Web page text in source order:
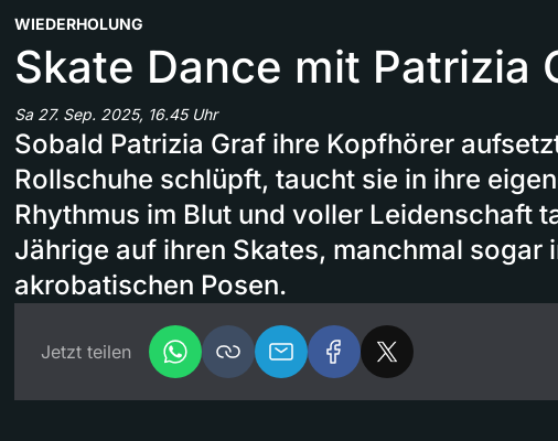
WIEDERHOLUNG
Skate Dance mit Patrizia
Sa 27. Sep. 2025, 16.45 Uhr
Sobald Patrizia Graf ihre Kopfhörer
Rollschuhe schlüpft, taucht sie in ihre
Rhythmus im Blut und voller Leidenschaft
Jährige auf ihren Skates, manchmal sogar
akrobatischen Posen.
Jetzt teilen